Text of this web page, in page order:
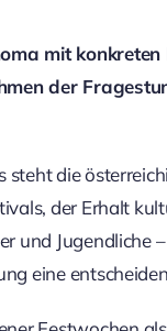
mit
der
steht die
der Erhalt
und Jugendliche
eine